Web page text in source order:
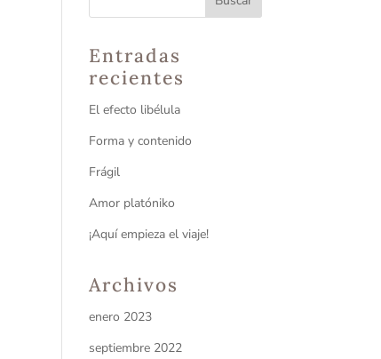
Entradas
recientes
El efecto libélula
Forma y contenido
Frágil
Amor platóniko
¡Aquí empieza el viaje!
Archivos
enero 2023
septiembre 2022